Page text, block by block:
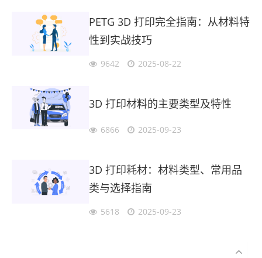
PETG 3D 打印完全指南：从材料特
性到实战技巧
9642 2025-08-22
3D 打印材料的主要类型及特性
6866 2025-09-23
3D 打印耗材：材料类型、常用品
类与选择指南
5618 2025-09-23